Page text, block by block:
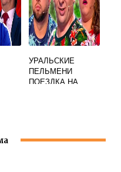
УРАЛЬСКИЕ
ПЕЛЬМЕНИ
ПОЕЗДКА НА